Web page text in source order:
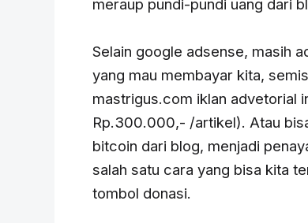
meraup pundi-pundi uang dari
Selain google adsense, masih
yang mau membayar kita,
mastrigus.com iklan advetorial
Rp.300.000,- /artikel). Atau
bitcoin dari blog, menjadi
salah satu cara yang bisa kita
tombol donasi.